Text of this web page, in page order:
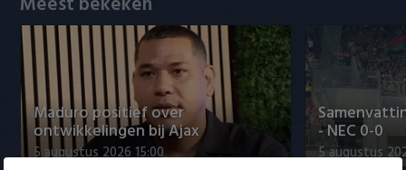
Maduro positief over
ontwikkelingen bij Ajax
5 augustus 2026 15:00
- NEC 0-0
5 augustus